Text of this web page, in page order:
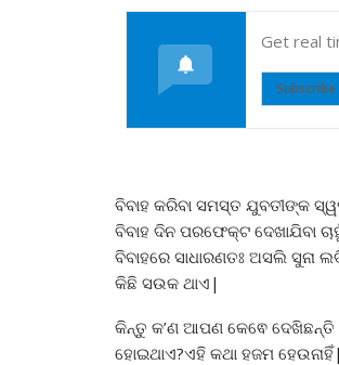
Get real
Subscribe
ବିବାହ କରିବା ସମସ୍ତ ଯୁବତୀଙ୍କ
ବିବାହ ଦିନ ପରଫେକ୍ଟ ଦେଖାଯିବା
ବିବାହରେ ସାଧାରଣତଃ ଅସଲି
କିଛି ସଉକ ଥାଏ|
କିନ୍ତୁ କ’ଣ ଆପଣ କେଵେ ଦେଖିଛନ୍ତି
ହୋଇଥାଏ?ଏହି କଥା ହଜମ